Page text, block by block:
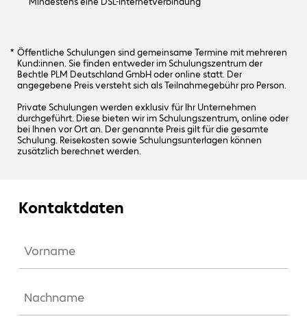
Öffentliche Schulungen sind gemeinsame Termine mit mehreren
Kund:innen. Sie finden entweder im Schulungszentrum der
Bechtle PLM Deutschland GmbH oder online statt. Der
angegebene Preis versteht sich als Teilnahmegebühr pro Person.
Private Schulungen werden exklusiv für Ihr Unternehmen
durchgeführt. Diese bieten wir im Schulungszentrum, online oder
bei Ihnen vor Ort an. Der genannte Preis gilt für die gesamte
Schulung. Reisekosten sowie Schulungsunterlagen können
zusätzlich berechnet werden.
Kontaktdaten